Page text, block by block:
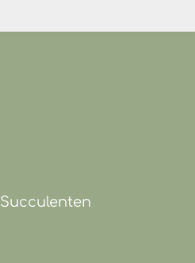
Succulenten